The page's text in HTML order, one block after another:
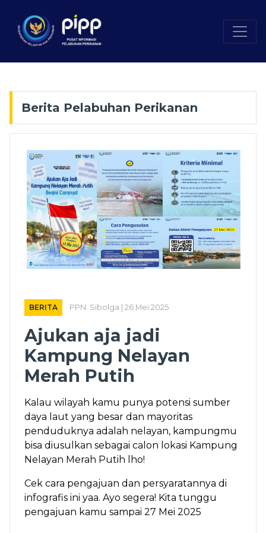
Berita Pelabuhan Perikanan
BERITA PPN. Sibolga | 26 Mei 2025
Ajukan aja jadi
Kampung Nelayan
Merah Putih
Kalau wilayah kamu punya potensi sumber
daya laut yang besar dan mayoritas
penduduknya adalah nelayan, kampungmu
bisa diusulkan sebagai calon lokasi Kampung
Nelayan Merah Putih lho!
Cek cara pengajuan dan persyaratannya di
infografis ini yaa. Ayo segera! Kita tunggu
pengajuan kamu sampai 27 Mei 2025